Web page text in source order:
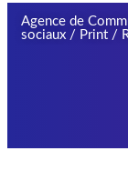
Agence de
sociaux / Print /